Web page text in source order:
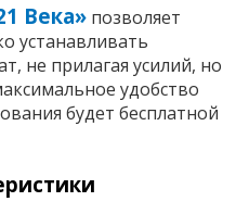
Века» позволяет
устанавливать
не прилагая усилий, но
удобство
будет бесплатной